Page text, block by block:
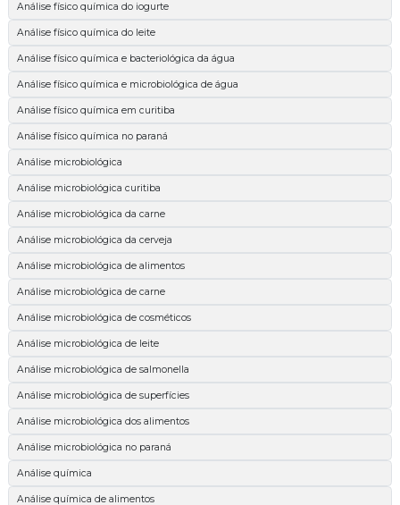
Análise físico química do iogurte
Análise físico química do leite
Análise físico química e bacteriológica da água
Análise físico química e microbiológica de água
Análise físico química em curitiba
Análise físico química no paraná
Análise microbiológica
Análise microbiológica curitiba
Análise microbiológica da carne
Análise microbiológica da cerveja
Análise microbiológica de alimentos
Análise microbiológica de carne
Análise microbiológica de cosméticos
Análise microbiológica de leite
Análise microbiológica de salmonella
Análise microbiológica de superfícies
Análise microbiológica dos alimentos
Análise microbiológica no paraná
Análise química
Análise química de alimentos